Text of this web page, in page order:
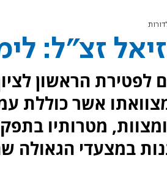
זצ"ל:
הראשון
אשר כוללת
מטרותיו
במצעדי הגאולה